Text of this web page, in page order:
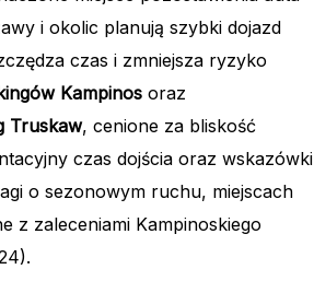
i okolic planują szybki dojazd
czas i zmniejsza ryzyko
Kampinos oraz
Truskaw, cenione za bliskość
czas dojścia oraz wskazówki
o sezonowym ruchu, miejscach
z zaleceniami Kampinoskiego